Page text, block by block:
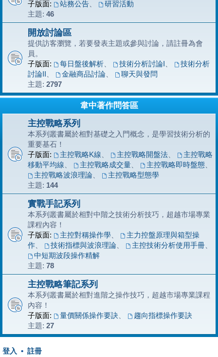
子版面:
站務公告、
研習活動
主題: 46
開放討論區
提供訪客瀏覽，若要發表主題或參與討論，請註冊為會
員。
子版面:
每日盤後解析、 技術分析討論I
技術分析
討論II
金融商品討論、
聊天與發問
主題: 2797
韋中著作問答區
主控戰略系列
本系列叢書屬於相對基礎之入門概念，是學習技術分析的
重要基石！
子版面:
主控戰略K線 主控戰略開盤法、
主控戰略
移動平均線
主控戰略成交量、 主控戰略即時盤態、
主控戰略波浪理論、
主控戰略型態學
主題: 144
實戰手記系列
本系列叢書屬於相對中階之技術分析技巧，超越市場專業
課程內容！
子版面:
主控對稱操作學、
主力控盤原理與箱型操
作
技術指標與波浪理論、 主控技術分析使用手冊、
中短期波段操作精解
主題: 78
主控戰略筆記系列
本系列叢書屬於相對進階之操作技巧，超越市場專業課程
內容！
子版面:
量價關係操作要訣
趨向指標操作要訣
主題: 27
登入 • 註冊